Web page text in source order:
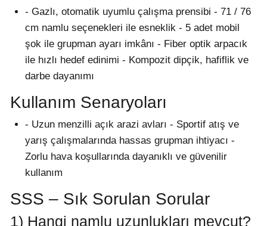
- Gazlı, otomatik uyumlu çalışma prensibi - 71 / 76
cm namlu seçenekleri ile esneklik - 5 adet mobil
şok ile grupman ayarı imkânı - Fiber optik arpacık
ile hızlı hedef edinimi - Kompozit dipçik, hafiflik ve
darbe dayanımı
Kullanım Senaryoları
- Uzun menzilli açık arazi avları - Sportif atış ve
yarış çalışmalarında hassas grupman ihtiyacı -
Zorlu hava koşullarında dayanıklı ve güvenilir
kullanım
SSS – Sık Sorulan Sorular
1) Hangi namlu uzunlukları mevcut?